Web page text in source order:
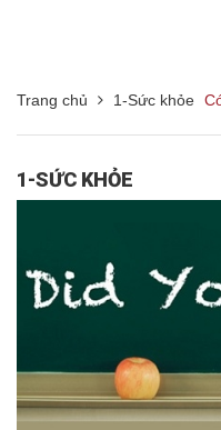
Trang chủ 1-Sức khỏe
1-SỨC KHỎE